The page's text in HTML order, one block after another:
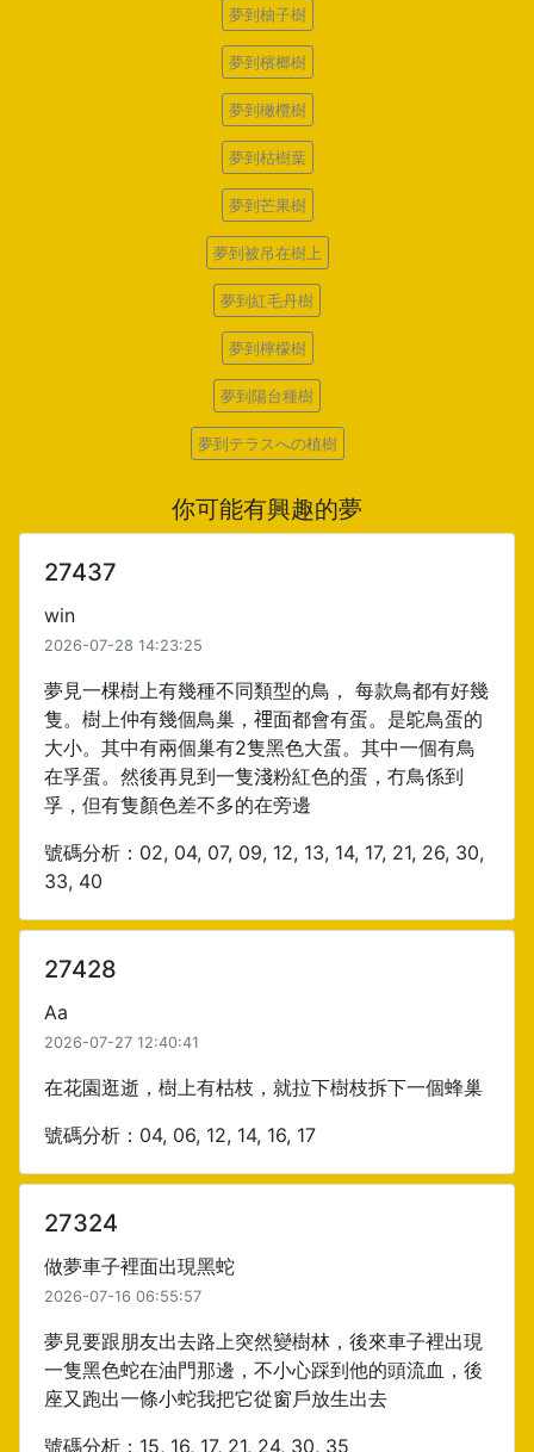
夢到柚子樹
夢到檳榔樹
夢到橄欖樹
夢到枯樹葉
夢到芒果樹
夢到被吊在樹上
夢到紅毛丹樹
夢到檸檬樹
夢到陽台種樹
夢到テラスへの植樹
你可能有興趣的夢
27437
win
2026-07-28 14:23:25
夢見一棵樹上有幾種不同類型的鳥， 每款鳥都有好幾
隻。樹上仲有幾個鳥巢，𥚃面都會有蛋。是鴕鳥蛋的
大小。其中有兩個巢有2隻黑色大蛋。其中一個有鳥
在孚蛋。然後再見到一隻淺粉紅色的蛋，冇鳥係到
孚，但有隻顏色差不多的在旁邊
號碼分析：02, 04, 07, 09, 12, 13, 14, 17, 21, 26, 30,
33, 40
27428
Aa
2026-07-27 12:40:41
在花園逛逝，樹上有枯枝，就拉下樹枝拆下一個蜂巢
號碼分析：04, 06, 12, 14, 16, 17
27324
做夢車子裡面出現黑蛇
2026-07-16 06:55:57
夢見要跟朋友出去路上突然變樹林，後來車子裡出現
一隻黑色蛇在油門那邊，不小心踩到他的頭流血，後
座又跑出一條小蛇我把它從窗戶放生出去
號碼分析：15, 16, 17, 21, 24, 30, 35